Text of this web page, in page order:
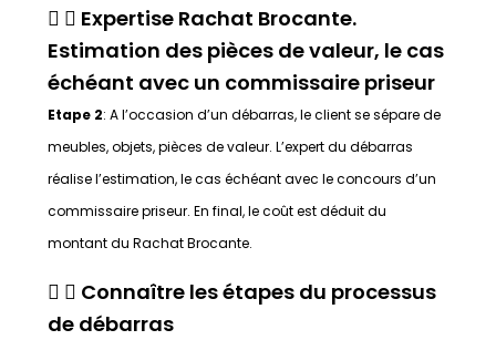
Expertise Rachat Brocante.
Estimation des pièces de valeur, le cas
échéant avec un commissaire priseur
Etape 2: A l’occasion d’un débarras, le client se sépare de
meubles, objets, pièces de valeur. L’expert du débarras
réalise l’estimation, le cas échéant avec le concours d’un
commissaire priseur. En final, le coût est déduit du
montant du Rachat Brocante.
Connaître les étapes du processus
de débarras